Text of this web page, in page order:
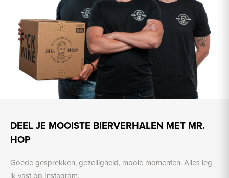
DEEL JE MOOISTE BIERVERHALEN MET MR.
HOP
Goede gesprekken, gezelligheid, mooie momenten. Alles leg
ik vast op Instagram.